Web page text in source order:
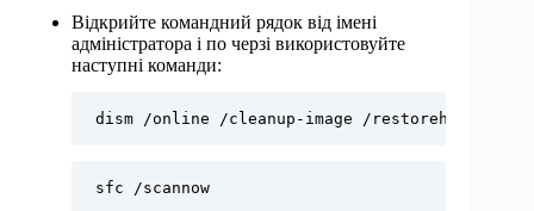
Відкрийте командний рядок від імені
адміністратора і по черзі використовуйте
наступні команди:
dism /online /cleanup-image /restorehealth
sfc /scannow